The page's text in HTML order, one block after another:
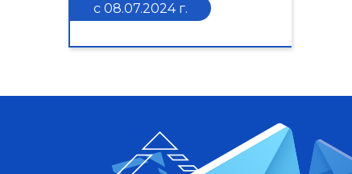
с 08.07.2024 г.